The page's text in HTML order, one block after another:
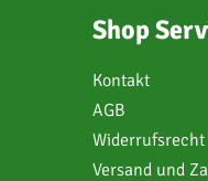
Shop
Kontakt
AGB
Widerrufsrecht
Versand und